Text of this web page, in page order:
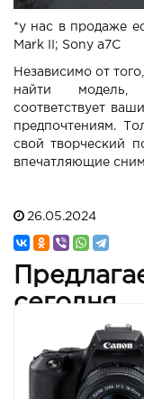
*у нас в продаже
Mark II; Sony a7C
Независимо от
найти модель,
соответствует
предпочтениям.
свой творческий
впечатляющие
26.05.2024
сегодня